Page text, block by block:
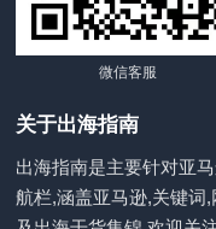
微信客服
关于出海指南
出海指南是主要针对亚
航栏,涵盖亚马逊,关键词